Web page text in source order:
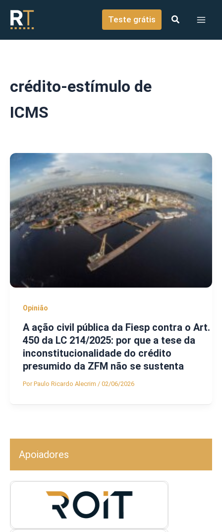
conteúdo
Teste grátis
crédito-estímulo de
ICMS
Opinião
A ação civil pública da Fiesp contra o Art.
450 da LC 214/2025: por que a tese da
inconstitucionalidade do crédito
presumido da ZFM não se sustenta
PorPaulo Ricardo Alecrim / 02/06/2026
Apoiadores